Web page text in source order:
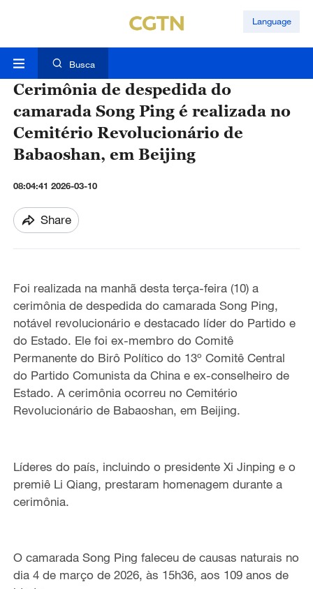
Language
Busca
Cerimônia de despedida do
camarada Song Ping é realizada no
Cemitério Revolucionário de
Babaoshan, em Beijing
08:04:41 2026-03-10
Share
Foi realizada na manhã desta terça-feira (10) a
cerimônia de despedida do camarada Song Ping,
notável revolucionário e destacado líder do Partido e
do Estado. Ele foi ex-membro do Comitê
Permanente do Birô Político do 13º Comitê Central
do Partido Comunista da China eex-conselheiro de
Estado. A cerimônia ocorreu no Cemitério
Revolucionário deBabaoshan, em Beijing.
Líderes do país, incluindo o presidente Xi Jinping e o
premiê Li Qiang, prestaram homenagem durantea
cerimônia.
O camarada Song Ping faleceu de causas naturais no
dia 4 de março de 2026, às 15h36, aos 109 anos de